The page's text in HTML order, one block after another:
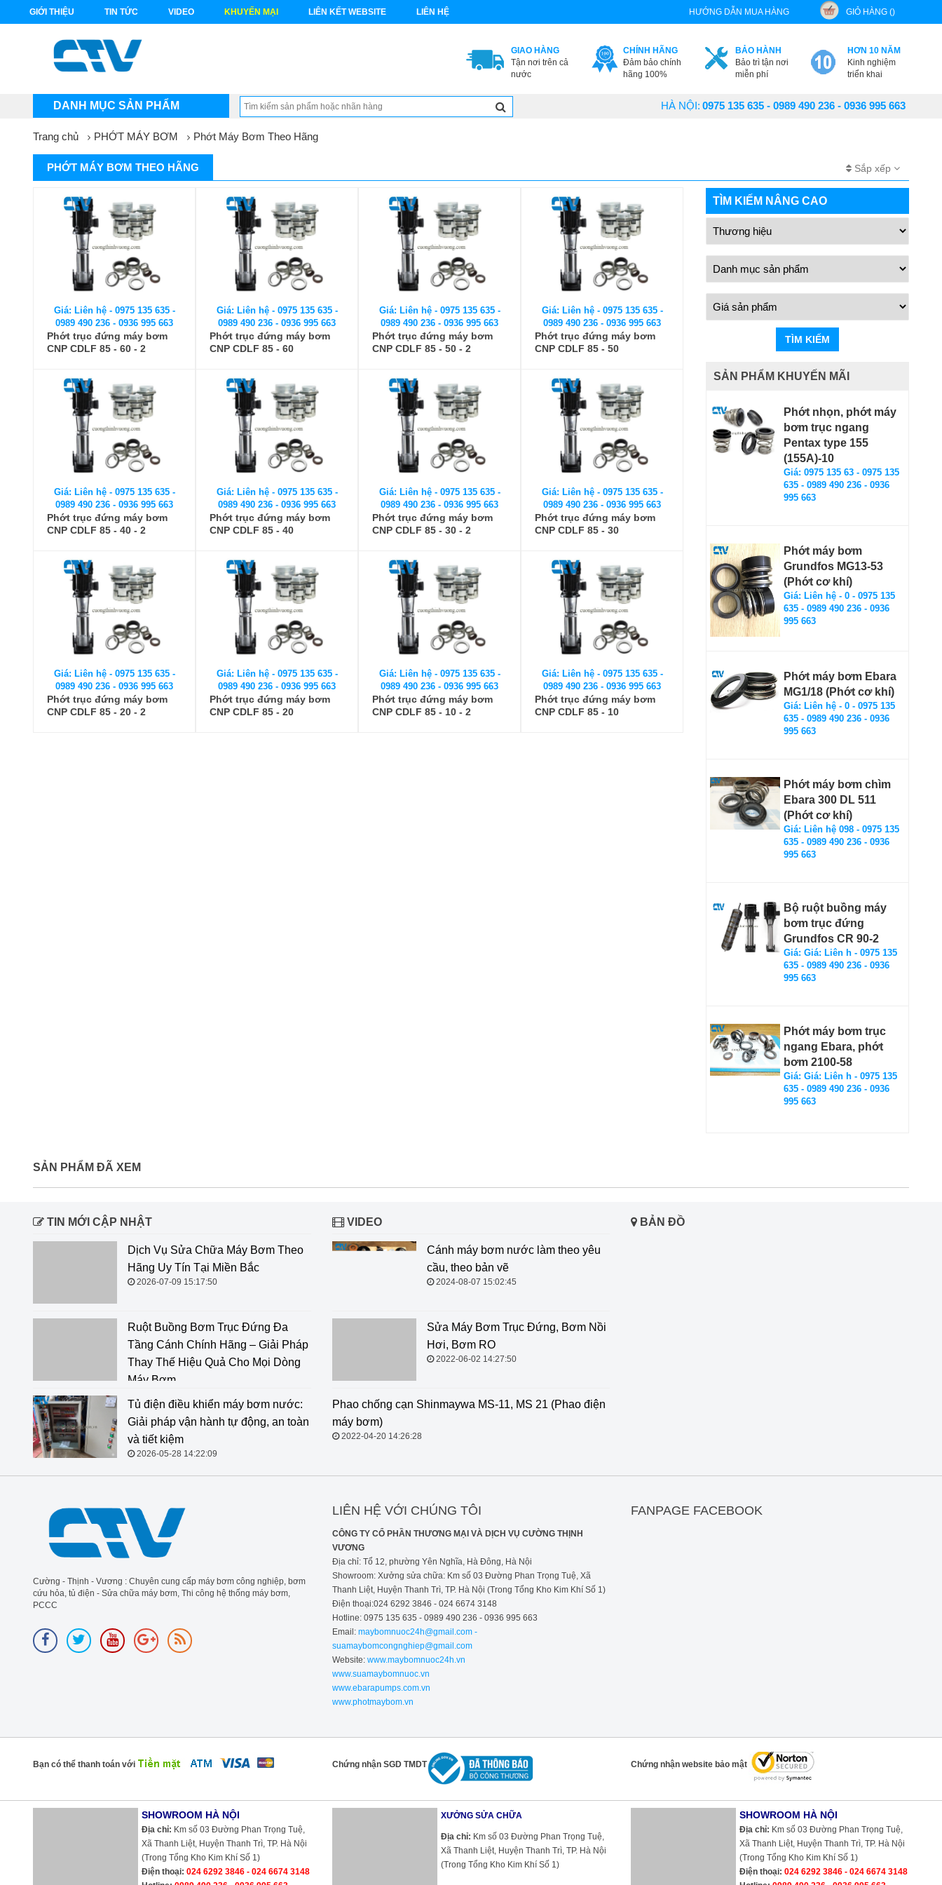
GIỚI THIỆU TIN TỨC VIDEO KHUYẾN MẠI LIÊN KẾT WEBSITE LIÊN HỆ HƯỚNG DẪN MUA HÀNG GIỎ HÀNG ()
GIAO HÀNG
Tận nơi trên cả
nước
CHÍNH HÃNG
Đảm bảo chính
hãng 100%
BẢO HÀNH
Bảo trì tận nơi
miễn phí
HƠN 10 NĂM
Kinh nghiệm
triển khai
DANH MỤC SẢN PHẨM HÀ NỘI: 0975 135 635 - 0989 490 236 - 0936 995 663
Trang chủ PHỚT MÁY BƠM Phớt Máy Bơm Theo Hãng
PHỚT MÁY BƠM THEO HÃNG Sắp xếp
Giá: Liên hệ - 0975 135 635 -
0989 490 236 - 0936 995 663
Phớt trục đứng máy bơm
CNP CDLF 85 - 60 - 2
Giá: Liên hệ - 0975 135 635 -
0989 490 236 - 0936 995 663
Phớt trục đứng máy bơm
CNP CDLF 85 - 60
Giá: Liên hệ - 0975 135 635 -
0989 490 236 - 0936 995 663
Phớt trục đứng máy bơm
CNP CDLF 85 - 50 - 2
Giá: Liên hệ - 0975 135 635 -
0989 490 236 - 0936 995 663
Phớt trục đứng máy bơm
CNP CDLF 85 - 50
Giá: Liên hệ - 0975 135 635 -
0989 490 236 - 0936 995 663
Phớt trục đứng máy bơm
CNP CDLF 85 - 40 - 2
Giá: Liên hệ - 0975 135 635 -
0989 490 236 - 0936 995 663
Phớt trục đứng máy bơm
CNP CDLF 85 - 40
Giá: Liên hệ - 0975 135 635 -
0989 490 236 - 0936 995 663
Phớt trục đứng máy bơm
CNP CDLF 85 - 30 - 2
Giá: Liên hệ - 0975 135 635 -
0989 490 236 - 0936 995 663
Phớt trục đứng máy bơm
CNP CDLF 85 - 30
Giá: Liên hệ - 0975 135 635 -
0989 490 236 - 0936 995 663
Phớt trục đứng máy bơm
CNP CDLF 85 - 20 - 2
Giá: Liên hệ - 0975 135 635 -
0989 490 236 - 0936 995 663
Phớt trục đứng máy bơm
CNP CDLF 85 - 20
Giá: Liên hệ - 0975 135 635 -
0989 490 236 - 0936 995 663
Phớt trục đứng máy bơm
CNP CDLF 85 - 10 - 2
Giá: Liên hệ - 0975 135 635 -
0989 490 236 - 0936 995 663
Phớt trục đứng máy bơm
CNP CDLF 85 - 10
TÌM KIẾM NÂNG CAO
TÌM KIẾM
SẢN PHẨM KHUYẾN MÃI
Phớt nhọn, phớt máy
bơm trục ngang
Pentax type 155
(155A)-10
Giá: 0975 135 63 - 0975 135
635 - 0989 490 236 - 0936
995 663
Phớt máy bơm
Grundfos MG13-53
(Phớt cơ khí)
Giá: Liên hệ - 0 - 0975 135
635 - 0989 490 236 - 0936
995 663
Phớt máy bơm Ebara
MG1/18 (Phớt cơ khí)
Giá: Liên hệ - 0 - 0975 135
635 - 0989 490 236 - 0936
995 663
Phớt máy bơm chìm
Ebara 300 DL 511
(Phớt cơ khí)
Giá: Liên hệ 098 - 0975 135
635 - 0989 490 236 - 0936
995 663
Bộ ruột buồng máy
bơm trục đứng
Grundfos CR 90-2
Giá: Giá: Liên h - 0975 135
635 - 0989 490 236 - 0936
995 663
Phớt máy bơm trục
ngang Ebara, phớt
bơm 2100-58
Giá: Giá: Liên h - 0975 135
635 - 0989 490 236 - 0936
995 663
SẢN PHẨM ĐÃ XEM
TIN MỚI CẬP NHẬT
Dịch Vụ Sửa Chữa Máy Bơm Theo Hãng Uy Tín Tại
Ruột Buồng Bơm Trục Đứng Đa
Tầng Cánh Chính Hãng – Giải Pháp
Thay Thế Hiệu Quả Cho Mọi Dòng
Máy Bơm
Tủ điện điều khiển máy bơm nước:
Giải pháp vận hành tự động, an toàn
và tiết kiệm
2026-05-28 14:22:09
VIDEO
Cánh máy bơm nước làm theo yêu
cầu, theo bản vẽ
2024-08-07 15:02:45
Sửa Máy Bơm Trục Đứng, Bơm Nồi
Hơi, Bơm RO
2022-06-02 14:27:50
Phao chống cạn Shinmaywa MS-11,
BẢN ĐỒ
Cường - Thịnh - Vương : Chuyên cung cấp máy bơm công nghiệp, bơm
cứu hỏa, tủ điện - Sửa chữa máy bơm, Thi công hệ thống máy bơm,
PCCC
LIÊN HỆ VỚI CHÚNG TÔI
CÔNG TY CỔ PHẦN THƯƠNG MẠI VÀ DỊCH VỤ CƯỜNG THỊNH
VƯƠNG
Địa chỉ: Tổ 12, phường Yên Nghĩa, Hà Đông, Hà Nội
Showroom: Xưởng sửa chữa: Km số 03 Đường Phan Trọng Tuệ, Xã
Thanh Liệt, Huyện Thanh Trì, TP. Hà Nội (Trong Tổng Kho Kim Khí Số 1)
Điện thoại:024 6292 3846 - 024 6674 3148
Hotline: 0975 135 635 - 0989 490 236 - 0936 995 663
Email: maybomnuoc24h@gmail.com -
suamaybomcongnghiep@gmail.com
Website:www.maybomnuoc24h.vn
www.suamaybomnuoc.vn
www.ebarapumps.com.vn
www.photmaybom.vn
FANPAGE FACEBOOK
Bạn có thể thanh toán với Chứng nhận SGD TMDT Chứng nhận website bảo mật
SHOWROOM HÀ NỘI
Địa chỉ: Km số 03 Đường Phan Trọng Tuệ,
Xã Thanh Liệt, Huyện Thanh Trì, TP. Hà Nội
(Trong Tổng Kho Kim Khí Số 1)
Điện thoại: 024 6292 3846 - 024 6674 3148
XƯỞNG SỬA CHỮA
Địa chỉ: Km số 03 Đường Phan Trọng Tuệ,
Xã Thanh Liệt, Huyện Thanh Trì, TP. Hà Nội
(Trong Tổng Kho Kim Khí Số 1)
SHOWROOM HÀ NỘI
Địa chỉ: Km số 03 Đường Phan Trọng Tuệ,
Xã Thanh Liệt, Huyện Thanh Trì, TP. Hà Nội
(Trong Tổng Kho Kim Khí Số 1)
Điện thoại: 024 6292 3846 - 024 6674 3148